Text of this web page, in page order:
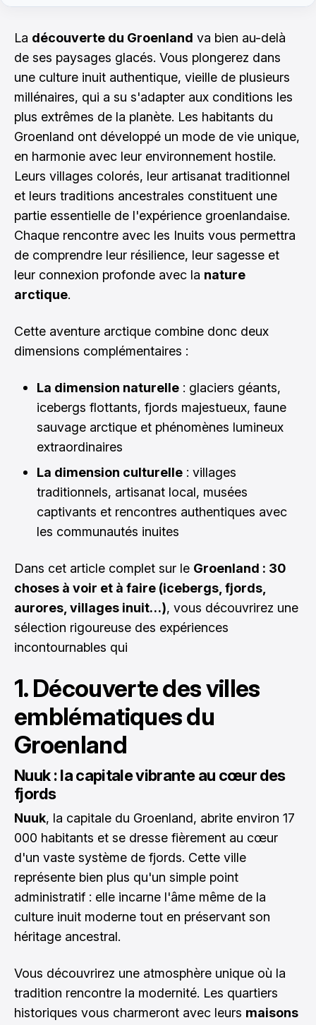
La découverte du Groenland va bien au-delà
de ses paysages glacés. Vous plongerez dans
une culture inuit authentique, vieille de plusieurs
millénaires, qui a su s'adapter aux conditions les
plus extrêmes de la planète. Les habitants du
Groenland ont développé un mode de vie unique,
en harmonie avec leur environnement hostile.
Leurs villages colorés, leur artisanat traditionnel
et leurs traditions ancestrales constituent une
partie essentielle de l'expérience groenlandaise.
Chaque rencontre avec les Inuits vous permettra
de comprendre leur résilience, leur sagesse et
leur connexion profonde avec la nature
arctique.
Cette aventure arctique combine donc deux
dimensions complémentaires :
La dimension naturelle : glaciers géants,
icebergs flottants, fjords majestueux, faune
sauvage arctique et phénomènes lumineux
extraordinaires
La dimension culturelle : villages
traditionnels, artisanat local, musées
captivants et rencontres authentiques avec
les communautés inuites
Dans cet article complet sur le Groenland : 30
choses à voir et à faire (icebergs, fjords,
aurores, villages inuit…), vous découvrirez une
sélection rigoureuse des expériences
incontournables qui
1. Découverte des villes
emblématiques du
Groenland
Nuuk : la capitale vibrante au cœur des
fjords
Nuuk, la capitale du Groenland, abrite environ 17
000 habitants et se dresse fièrement au cœur
d'un vaste système de fjords. Cette ville
représente bien plus qu'un simple point
administratif : elle incarne l'âme même de la
culture inuit moderne tout en préservant son
héritage ancestral.
Vous découvrirez une atmosphère unique où la
tradition rencontre la modernité. Les quartiers
historiques vous charmeront avec leurs maisons